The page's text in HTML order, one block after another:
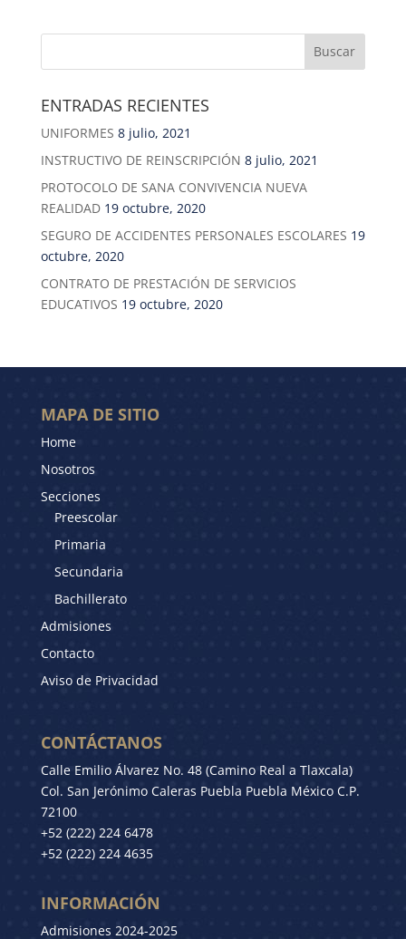
ENTRADAS RECIENTES
UNIFORMES 8 julio, 2021
INSTRUCTIVO DE REINSCRIPCIÓN 8 julio, 2021
PROTOCOLO DE SANA CONVIVENCIA NUEVA
REALIDAD 19 octubre, 2020
SEGURO DE ACCIDENTES PERSONALES ESCOLARES 19
octubre, 2020
CONTRATO DE PRESTACIÓN DE SERVICIOS
EDUCATIVOS 19 octubre, 2020
MAPA DE SITIO
Home
Nosotros
Secciones
Preescolar
Primaria
Secundaria
Bachillerato
Admisiones
Contacto
Aviso de Privacidad
CONTÁCTANOS
Calle Emilio Álvarez No. 48 (Camino Real a Tlaxcala)
Col. San Jerónimo Caleras Puebla Puebla México C.P.
72100
+52 (222) 224 6478
+52 (222) 224 4635
INFORMACIÓN
Admisiones 2024-2025